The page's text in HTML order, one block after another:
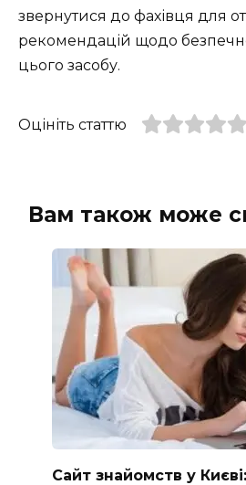
звернутися до фахівця для
рекомендацій щодо
цього засобу.
Оцініть статтю
Вам також може
Сайт знайомств у